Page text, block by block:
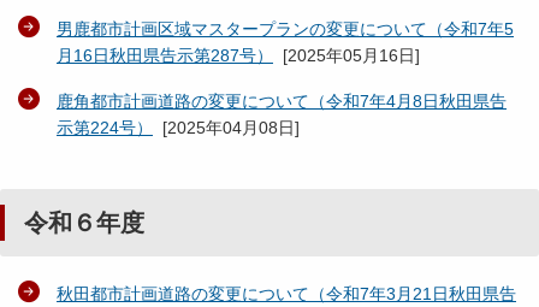
男鹿都市計画区域マスタープランの変更について（令和7年5
月16日秋田県告示第287号）
[2025年05月16日]
鹿角都市計画道路の変更について（令和7年4月8日秋田県告
示第224号）
[2025年04月08日]
令和６年度
秋田都市計画道路の変更について（令和7年3月21日秋田県告